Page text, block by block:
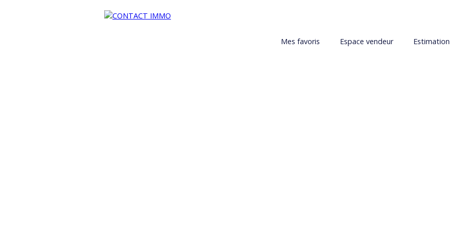
Mes favoris Espace vendeur Estimation